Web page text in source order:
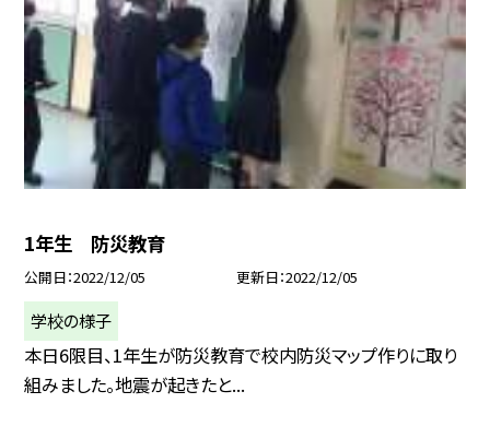
1年生 防災教育
公開日 2022/12/05 更新日 2022/12/05
学校の様子
本日6限目、1年生が防災教育で校内防災マップ作りに取り
組みました。地震が起きたと...